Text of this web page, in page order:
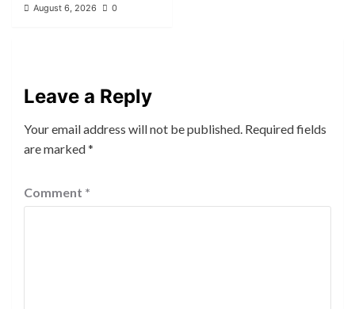
August 6, 2026
0
Leave a Reply
Your email address will not be published. Required fields
are marked*
Comment *